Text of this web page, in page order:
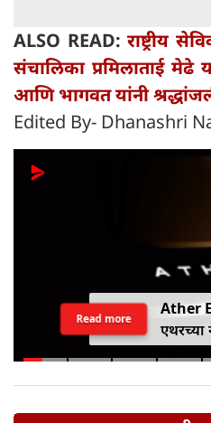
ALSO READ:राष्ट्रीय
संचालिका प्रमिलाताई मेढे
आणि भागवत यांनी
Edited By- Dhanashri
Ather
एथरच्या
जाहीर,
Read more